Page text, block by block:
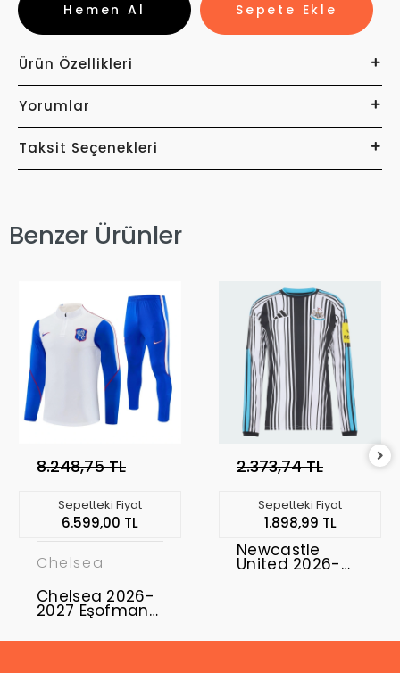
Sepete Ekle
Hemen Al
Ürün Özellikleri
Yorumlar
Taksit Seçenekleri
Benzer Ürünler
8.248,75 TL
Sepetteki Fiyat
6.599,00 TL
Chelsea
Chelsea 2026-
2027 Eşofman
Takımı CFC-01
2.373,74 TL
Sepetteki Fiyat
1.898,99 TL
Newcastle
United 2026-